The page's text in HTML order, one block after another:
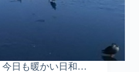
日も暖かい日和…